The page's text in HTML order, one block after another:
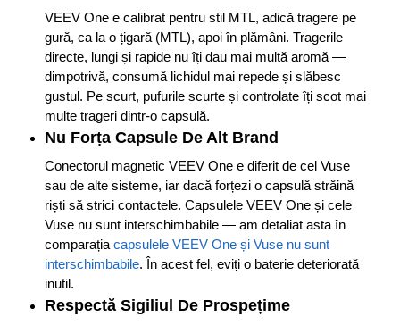
VEEV One e calibrat pentru stil MTL, adică tragere pe
gură, ca la o țigară (MTL), apoi în plămâni. Tragerile
directe, lungi și rapide nu îți dau mai multă aromă —
dimpotrivă, consumă lichidul mai repede și slăbesc
gustul. Pe scurt, pufurile scurte și controlate îți scot mai
multe trageri dintr-o capsulă.
Nu Forța Capsule De Alt Brand
Conectorul magnetic VEEV One e diferit de cel Vuse
sau de alte sisteme, iar dacă forțezi o capsulă străină
riști să strici contactele. Capsulele VEEV One și cele
Vuse nu sunt interschimbabile — am detaliat asta în
comparația capsulele VEEV One și Vuse nu sunt
interschimbabile. În acest fel, eviți o baterie deteriorată
inutil.
Respectă Sigiliul De Prospețime